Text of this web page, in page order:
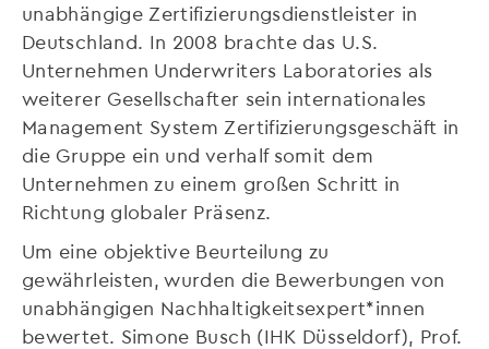
unabhängige Zertifizierungsdienstleister in
Deutschland. In 2008 brachte das U.S.
Unternehmen Underwriters Laboratories als
weiterer Gesellschafter sein internationales
Management System Zertifizierungsgeschäft in
die Gruppe ein und verhalf somit dem
Unternehmen zu einem großen Schritt in
Richtung globaler Präsenz.
Um eine objektive Beurteilung zu
gewährleisten, wurden die Bewerbungen von
unabhängigen Nachhaltigkeitsexpert*innen
bewertet. Simone Busch (IHK Düsseldorf), Prof.